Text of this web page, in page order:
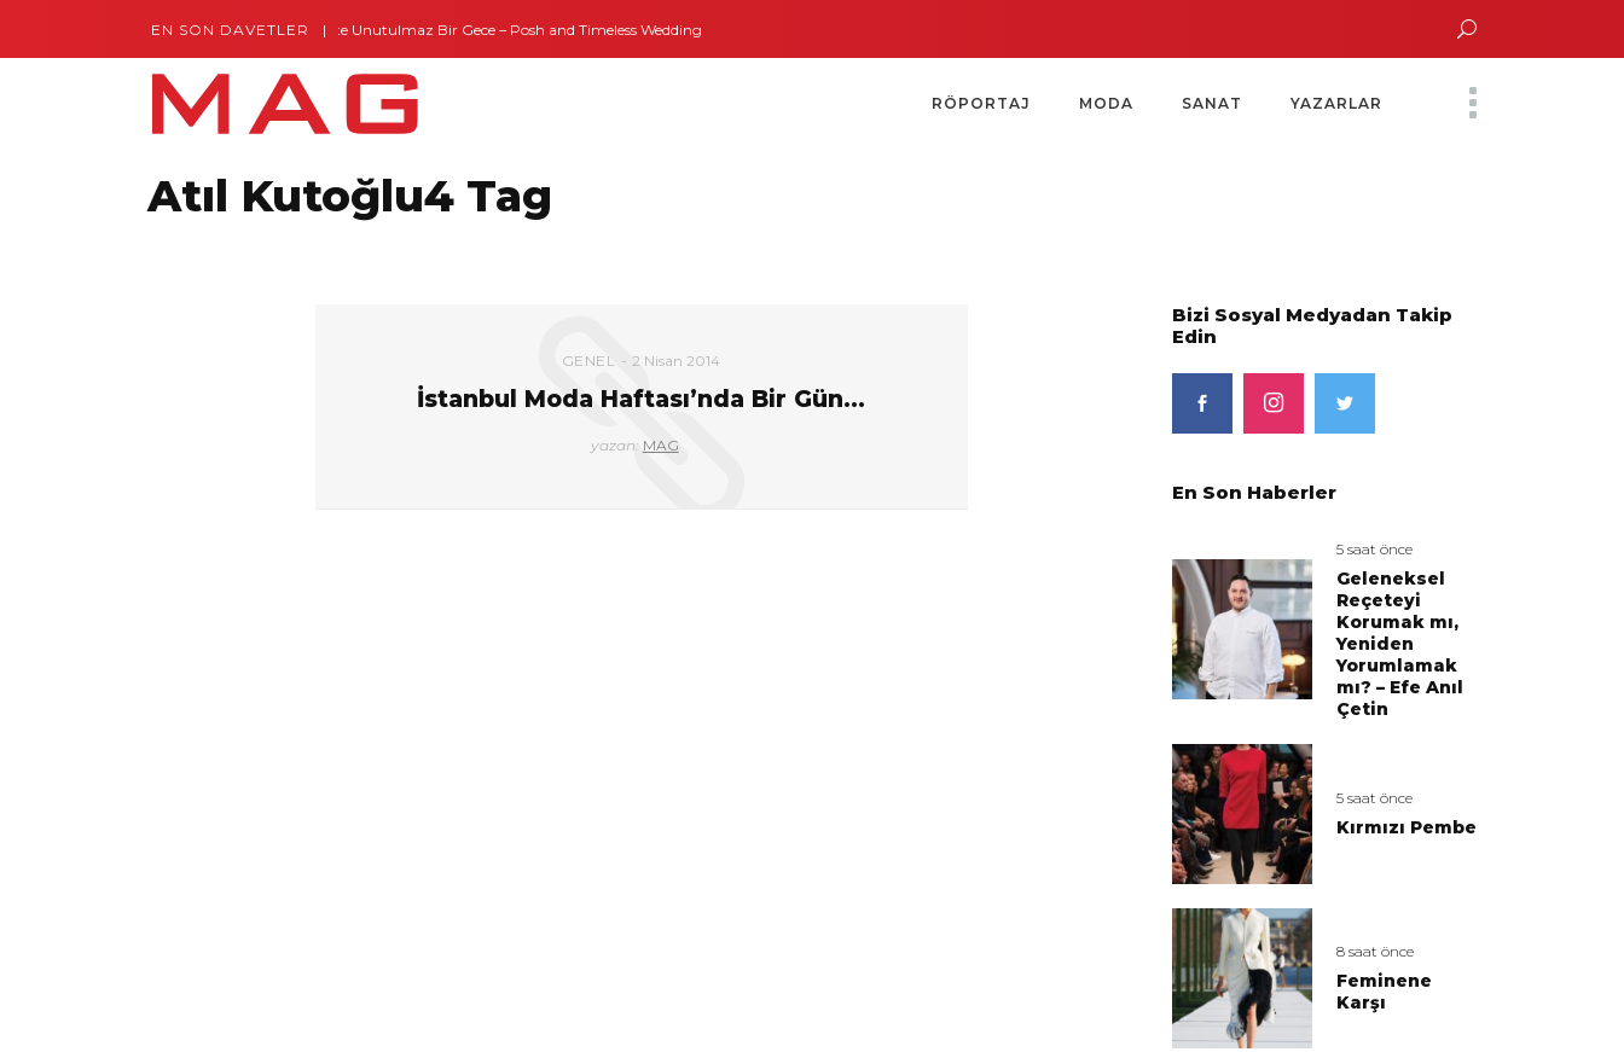
EN SON DAVETLERGaziantep’te Unutulmaz Bir Gece – Posh and Timeless Weddings
Yoko Ono Sergisi Özel Bir Davetle Açıldı
RÖPORTAJ MODA SANAT YAZARLAR
Atıl Kutoğlu4 Tag
GENEL 2 Nisan 2014
İstanbul Moda Haftası’nda Bir Gün…
yazan: MAG
Bizi Sosyal Medyadan Takip
Edin
En Son Haberler
5 saat önce
Geleneksel
Reçeteyi
Korumak mı,
Yeniden
Yorumlamak
mı? – Efe Anıl
Çetin
5 saat önce
Kırmızı Pembe
8 saat önce
Feminene
Karşı